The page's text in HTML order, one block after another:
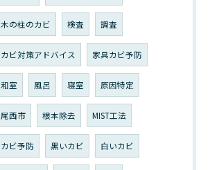
木の柱のカビ 検査 調査
カビ対策アドバイス 家具カビ予防
和室 風呂 寝室 原因特定
尾西市 根本除去 MIST工法
カビ予防 黒いカビ 白いカビ